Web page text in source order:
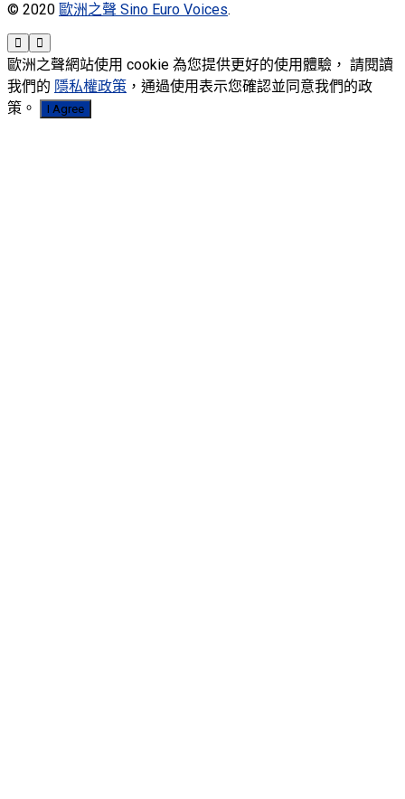
© 2020 歐洲之聲 Sino Euro Voices.
歐洲之聲網站使用 cookie 為您提供更好的使用體驗， 請閱讀
我們的 隱私權政策 ，通過使用表示您確認並同意我們的政
策。
I Agree